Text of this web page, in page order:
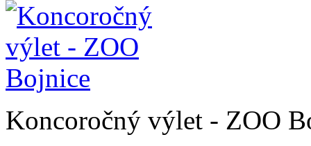
Koncoročný výlet - ZOO